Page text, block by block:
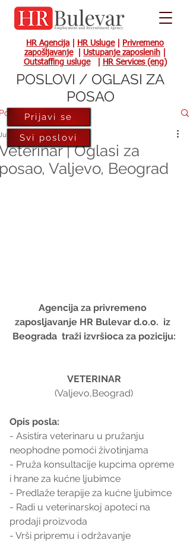
HR Agencija HR Usluge|
Privremeno
zapošljavanje| Ustupanje zaposlenih
Outstaffing usluge| HR Services (eng)
| Oglasi za
Valjevo, Beograd
31, 2020
Agencija za privremeno
zaposljavanje HR Bulevar d.o.o.  iz
Beograda  traži izvršioca za poziciju:
VETERINAR
(Valjevo,Beograd)
Opis posla:
- Asistira veterinaru u pružanju
neophodne pomoći životinjama
- Pruža konsultacije kupcima opreme
i hrane za kućne ljubimce
- Predlaže terapije za kućne ljubimce
- Radi u veterinarskoj apoteci na
prodaji proizvoda
- Vrši pripremu i održavanje
Prijavi se
Svi poslovi
POSLOVI / OGLASI ZA
POSAO